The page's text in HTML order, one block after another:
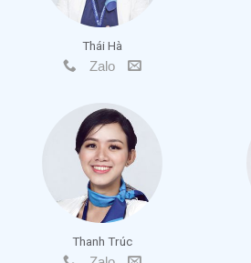
Thái Hà
Zalo
Thanh Trúc